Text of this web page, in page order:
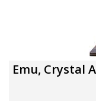
Emu, Crystal